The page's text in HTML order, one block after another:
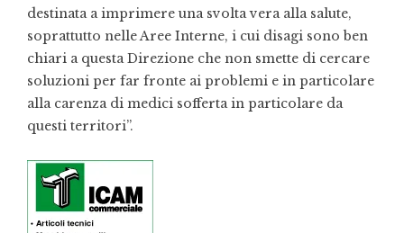
destinata a imprimere una svolta vera alla salute,
soprattutto nelle Aree Interne, i cui disagi sono ben
chiari a questa Direzione che non smette di cercare
soluzioni per far fronte ai problemi e in particolare
alla carenza di medici sofferta in particolare da
questi territori”.